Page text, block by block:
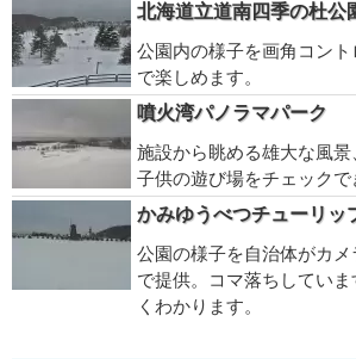
北海道立道南四季の杜公
公園内の様子を画角コン
で楽しめます。
噴火湾パノラマパーク
施設から眺める雄大な風
子供の遊び場をチェックで
かみゆうべつチューリッ
公園の様子を自治体がカ
で提供。コマ落ちしてい
くわかります。